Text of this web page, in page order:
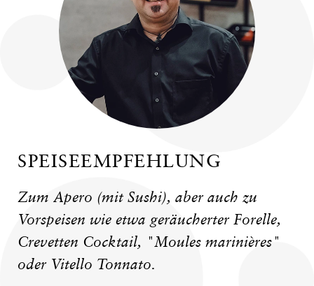
SPEISEEMPFEHLUNG
Zum Apero (mit Sushi), aber auch zu
Vorspeisen wie etwa geräucherter Forelle,
Crevetten Cocktail, "Moules marinières"
oder Vitello Tonnato.